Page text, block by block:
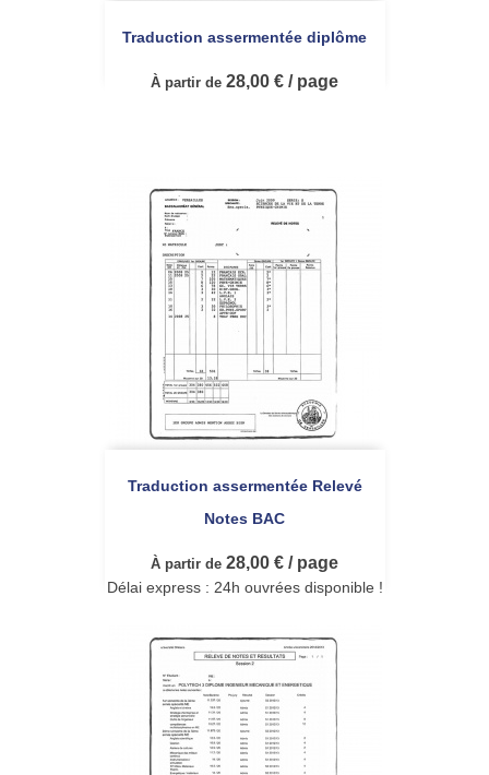
Traduction assermentée diplôme
À partir de 28,00 € / page
Traduction assermentée Relevé
Notes BAC
À partir de 28,00 € / page
Délai express : 24h ouvrées disponible !